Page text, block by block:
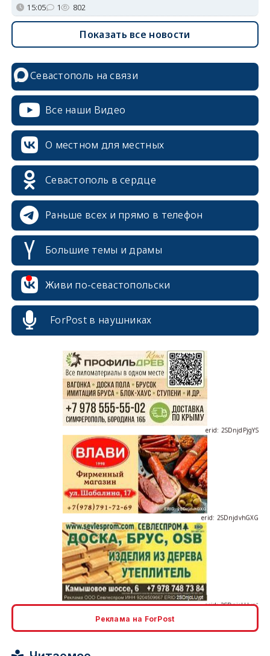
15:05 1 802
Показать все новости
Севастополь на связи
Все наши Видео
О местном для местных
Севастополь в сердце
Раньше всех и прямо в телефон
Большие темы и драмы
Живи по-севастопольски
ForPost в наушниках
erid: 2SDnjcrDNw6
erid: 2SDnjdPjgYS
erid: 2SDnjdvhGXG
Реклама на ForPost